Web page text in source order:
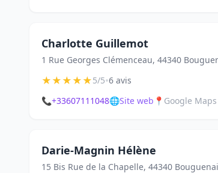
Charlotte Guillemot
1 Rue Georges Clémenceau, 44340
★★★★★5/5•6 avis
📞+33607111048🌐Site web 📍 Google Maps
Darie-Magnin Hélène
15 Bis Rue de la Chapelle, 44340